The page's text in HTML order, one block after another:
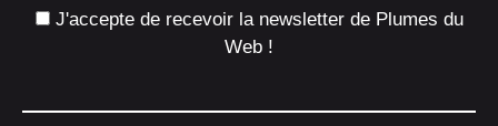
J'accepte de recevoir la newsletter de Plumes du
Web !